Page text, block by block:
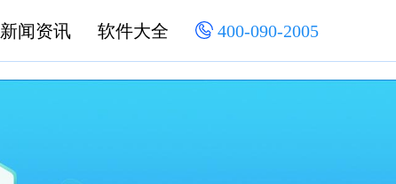
新闻资讯 软件大全 400-090-2005